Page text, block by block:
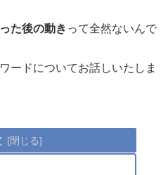
た後の動き って全然ないんで
ードについてお話しいたしま